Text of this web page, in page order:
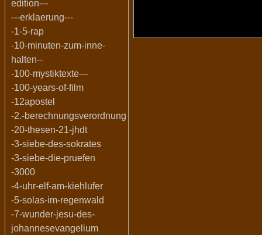
edition---
---erklaerung---
-1-5-rap
-10-minuten-zum-inne-
halten--
-100-mystiktexte---
-100-years-of-film
-12apostel
-2.-berechnungsverordnung
-20-thesen-21-jhdt
-3-siebe-des-sokrates
-3-siebe-die-pruefen
-3000
-4-uhr-elf-am-kiehlufer
-5-solas-im-regenwald
-7-wunder-jesu-des-
johannesevangelium